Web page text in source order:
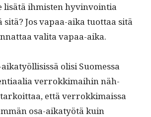
lisätä ihmis­ten hyv­in­voin­tia
sitä? Jos vapaa-aika tuot­taa sitä
vali­ta vapaa-aika.
olisi Suomes­sa
ver­rokki­mai­hin näh­
tarkoit­taa, että ver­rokki­mais­sa
osa-aikatyötä kuin